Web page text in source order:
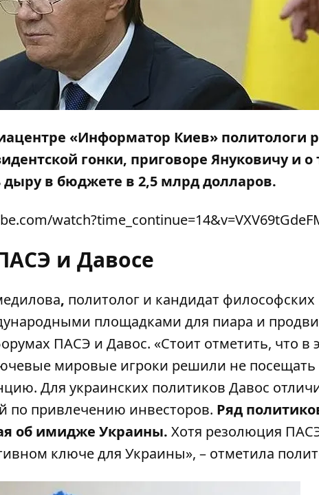
«Информатор Киев» политологи
гонки, приговоре Януковичу и
в бюджете в 2,5 млрд долларов.
и Давосе
, политолог и кандидат философских
площадками для пиара и
ПАСЭ и Давос. «Стоит отметить, что в
мировые игроки решили не посещать
Для украинских политиков Давос
по привлечению инвесторов. Ряд
об имидже Украины. Хотя резолюция
ключе для Украины», – отметила